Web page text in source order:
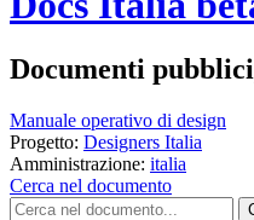
Documenti
Manuale operativo di design
Progetto: Designers Italia
Amministrazione: italia
Cerca nel documento